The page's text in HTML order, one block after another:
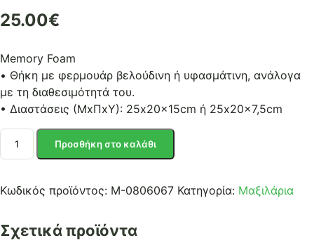
25.00€
Μemory Foam
• Θήκη με φερμουάρ βελούδινη ή υφασμάτινη, ανάλογα
με τη διαθεσιμότητά του.
• Διαστάσεις (ΜxΠxΥ): 25x20x15cm ή 25x20x7,5cm
ΜΑΞΙΛΑΡΙ
ΓΟΝΑΤΩΝ
ποσότητα
Προσθήκη στο καλάθι
Κωδικός προϊόντος: Μ-0806067 Κατηγορία: Μαξιλάρια
Σχετικά προϊόντα